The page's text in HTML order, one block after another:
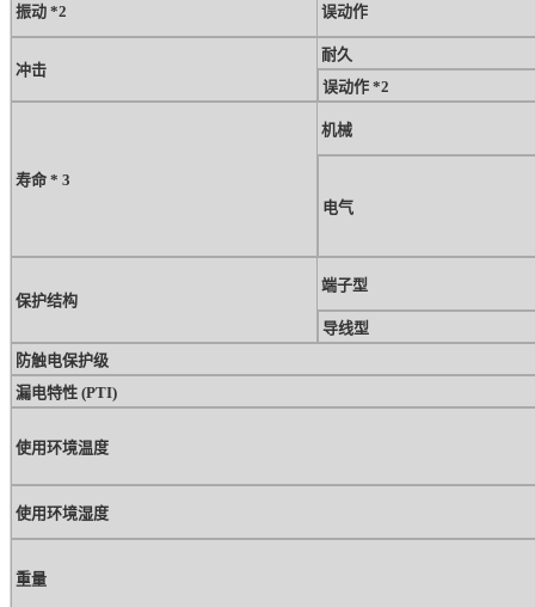
振动 *2 误动作
冲击
耐久
误动作 *2
寿命 * 3
机械
电气
保护结构
端子型
导线型
防触电保护级
漏电特性 (PTI)
使用环境温度
使用环境湿度
重量